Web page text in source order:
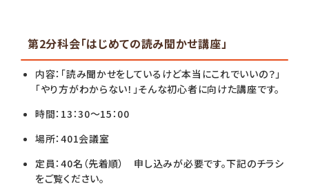
第2分科会「はじめての読み聞かせ講座」
内容：「読み聞かせをしているけど本当にこれでいいの？」
「やり方がわからない！」そんな初心者に向けた講座です。
時間：13：30～15：00
場所：401会議室
定員：40名（先着順） 申し込みが必要です。下記のチラシ
をご覧ください。